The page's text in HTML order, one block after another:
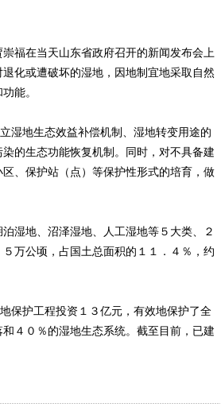
福在当天山东省政府召开的新闻发布会上
化或遭破坏的湿地，因地制宜地采取自然
能。
地生态效益补偿机制、湿地转变用途的
的生态功能恢复机制。同时，对不具备建
、保护站（点）等保护性形式的培育，做
地、沼泽湿地、人工湿地等５大类、２
万公顷，占国土总面积的１１．４％，约
护工程投资１３亿元，有效地保护了全
４０％的湿地生态系统。截至目前，已建